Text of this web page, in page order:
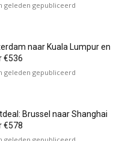
geleden gepubliceerd
naar Kuala Lumpur en
€536
geleden gepubliceerd
Brussel naar Shanghai
€578